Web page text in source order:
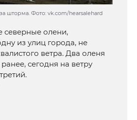
шторма. Фото: vk.com/hearsalehard
северные олени,
из улиц города, не
ветра. Два оленя
сегодня на ветру